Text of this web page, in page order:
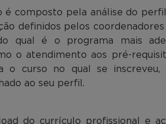
é composto pela análise do
definidos pelos
qual é o programa mais
o atendimento aos pré-
o curso no qual se
ao seu perfil.
do currículo profissional e